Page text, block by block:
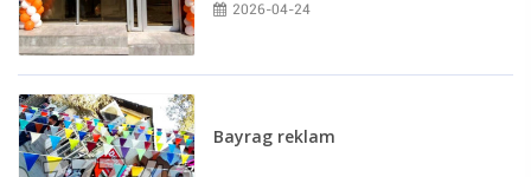
2026-04-24
Bayrag reklam